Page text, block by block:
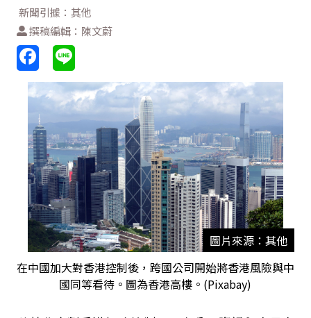
新聞引據：其他
撰稿編輯：陳文蔚
圖片來源：其他
在中國加大對香港控制後，跨國公司開始將香港風險與中
國同等看待。圖為香港高樓。(Pixabay)